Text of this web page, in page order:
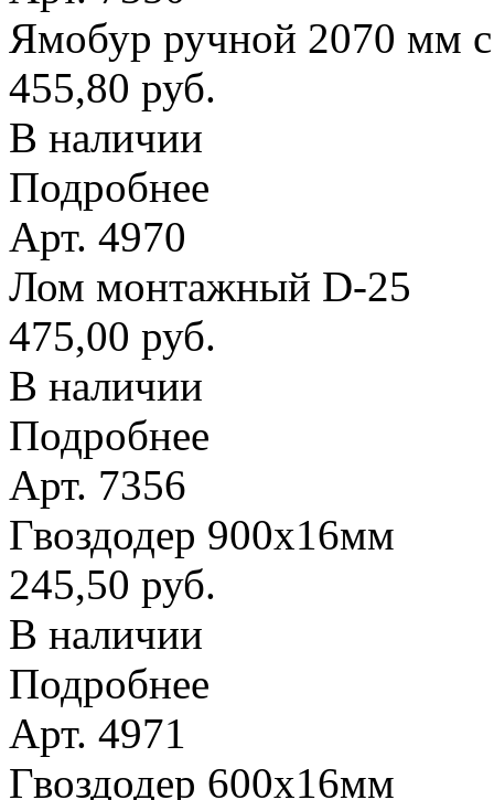
Ямобур ручной 2070 мм
455,80 руб.
В наличии
Подробнее
Арт. 4970
Лом монтажный D-25
475,00 руб.
В наличии
Подробнее
Арт. 7356
Гвоздодер 900х16мм
245,50 руб.
В наличии
Подробнее
Арт. 4971
Гвоздодер 600х16мм